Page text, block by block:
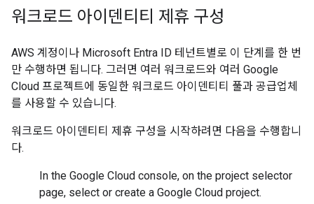
워크로드 아이덴티티 제휴 구성
AWS 계정이나 Microsoft Entra ID 테넌트별로 이 단계를 한 번
만 수행하면 됩니다. 그러면 여러 워크로드와 여러 Google
Cloud 프로젝트에 동일한 워크로드 아이덴티티 풀과 공급업체
를 사용할 수 있습니다.
워크로드 아이덴티티 제휴 구성을 시작하려면 다음을 수행합니
다.
In the Google Cloud console, on the project selector
page, select or create a Google Cloud project.